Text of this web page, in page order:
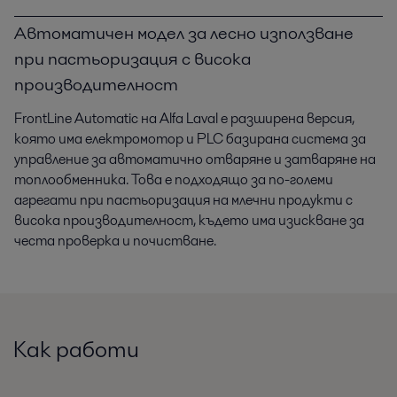
Автоматичен модел за лесно използване
при пастьоризация с висока
производителност
FrontLine Automatic на Alfa Laval е разширена версия,
която има електромотор и PLC базирана система за
управление за автоматично отваряне и затваряне на
топлообменника. Това е подходящо за по-големи
агрегати при пастьоризация на млечни продукти с
висока производителност, където има изискване за
честа проверка и почистване.
Как работи